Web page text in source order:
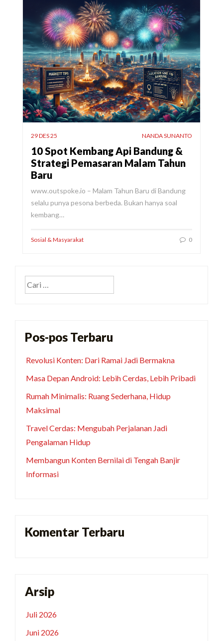
29 DES 25 NANDA SUNANTO
10 Spot Kembang Api Bandung &
Strategi Pemasaran Malam Tahun
Baru
www.outspoke.io – Malam Tahun Baru di Bandung
selalu punya pesona berbeda. Bukan hanya soal
kembang…
Sosial & Masyarakat 0
Cari
untuk:
Pos-pos Terbaru
Revolusi Konten: Dari Ramai Jadi Bermakna
Masa Depan Android: Lebih Cerdas, Lebih Pribadi
Rumah Minimalis: Ruang Sederhana, Hidup
Maksimal
Travel Cerdas: Mengubah Perjalanan Jadi
Pengalaman Hidup
Membangun Konten Bernilai di Tengah Banjir
Informasi
Komentar Terbaru
Arsip
Juli 2026
Juni 2026